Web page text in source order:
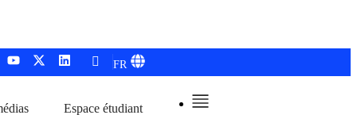
FR
Espace étudiant